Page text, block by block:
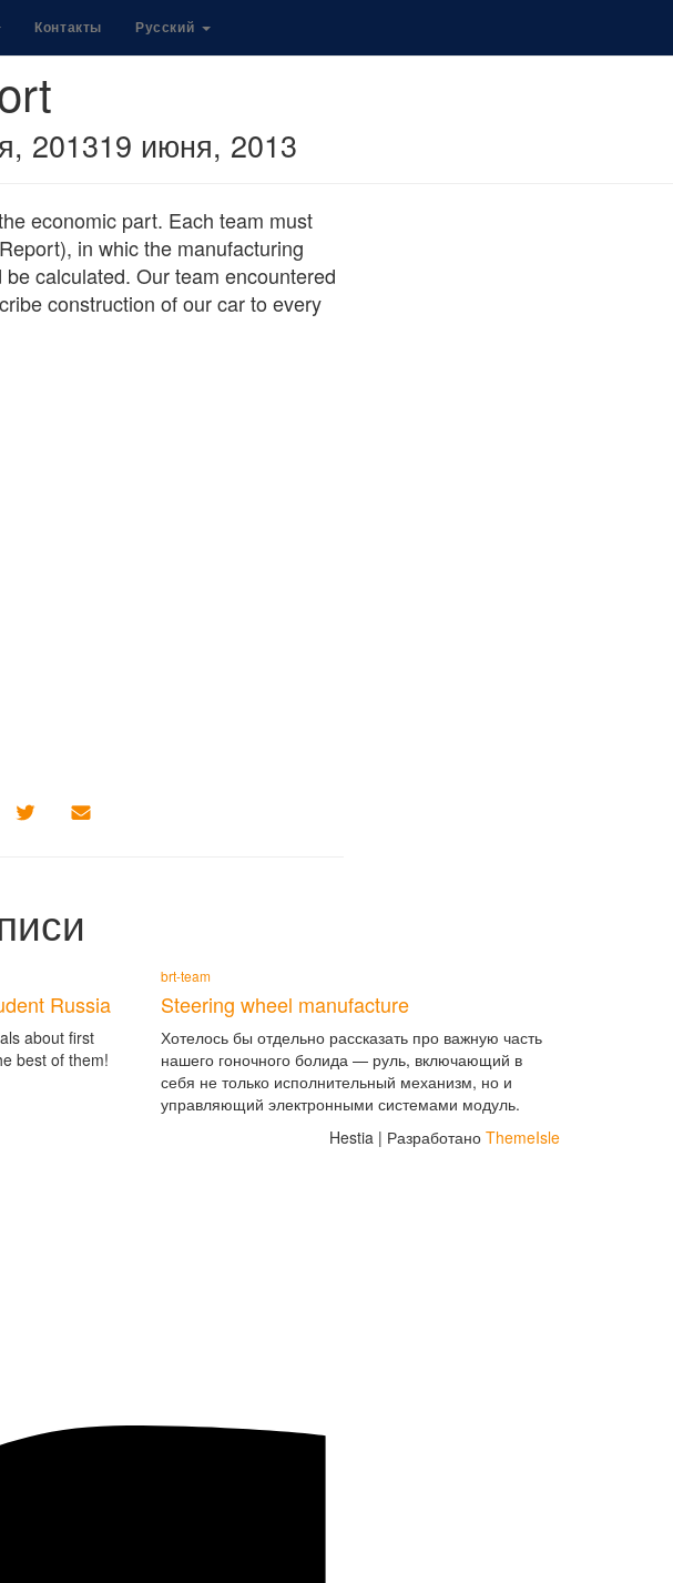
Контакты Русский
201319 июня, 2013
economic part. Each team must
in whic the manufacturing
calculated. Our team encountered
construction of our car to every
Russia
about first
best of them!
brt-team
Steering wheel manufacture
Хотелось бы отдельно рассказать про важную часть
нашего гоночного болида — руль, включающий в
себя не только исполнительный механизм, но и
управляющий электронными системами модуль.
Hestia | Разработано ThemeIsle